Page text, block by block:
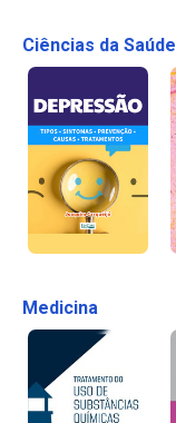
Ciências da Saúde
Medicina